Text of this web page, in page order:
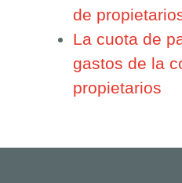
de
La cuota de
gastos de la
propietarios